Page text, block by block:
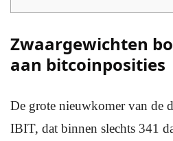
Zwaargewichten
aan bitcoinposities
De grote nieuwkomer van de
IBIT, dat binnen slechts 341